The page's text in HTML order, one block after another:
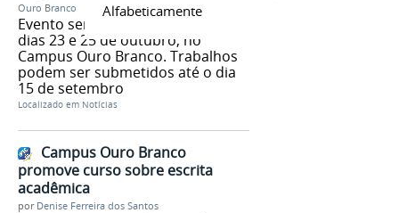
Alfabeticamente
Ouro Branco
Evento será realizado entre os
dias 23 e 25 de outubro, no
Campus Ouro Branco. Trabalhos
podem ser submetidos até o dia
15 de setembro
Localizado em Notícias
Campus Ouro Branco
promove curso sobre escrita
acadêmica
por Denise Ferreira dos Santos